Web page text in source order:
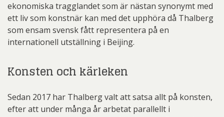
ekonomiska tragglandet som är nästan synonymt med
ett liv som konstnär kan med det upphöra då Thalberg
som ensam svensk fått representera på en
internationell utställning i Beijing.
Konsten och kärleken
Sedan 2017 har Thalberg valt att satsa allt på konsten,
efter att under många år arbetat parallellt i